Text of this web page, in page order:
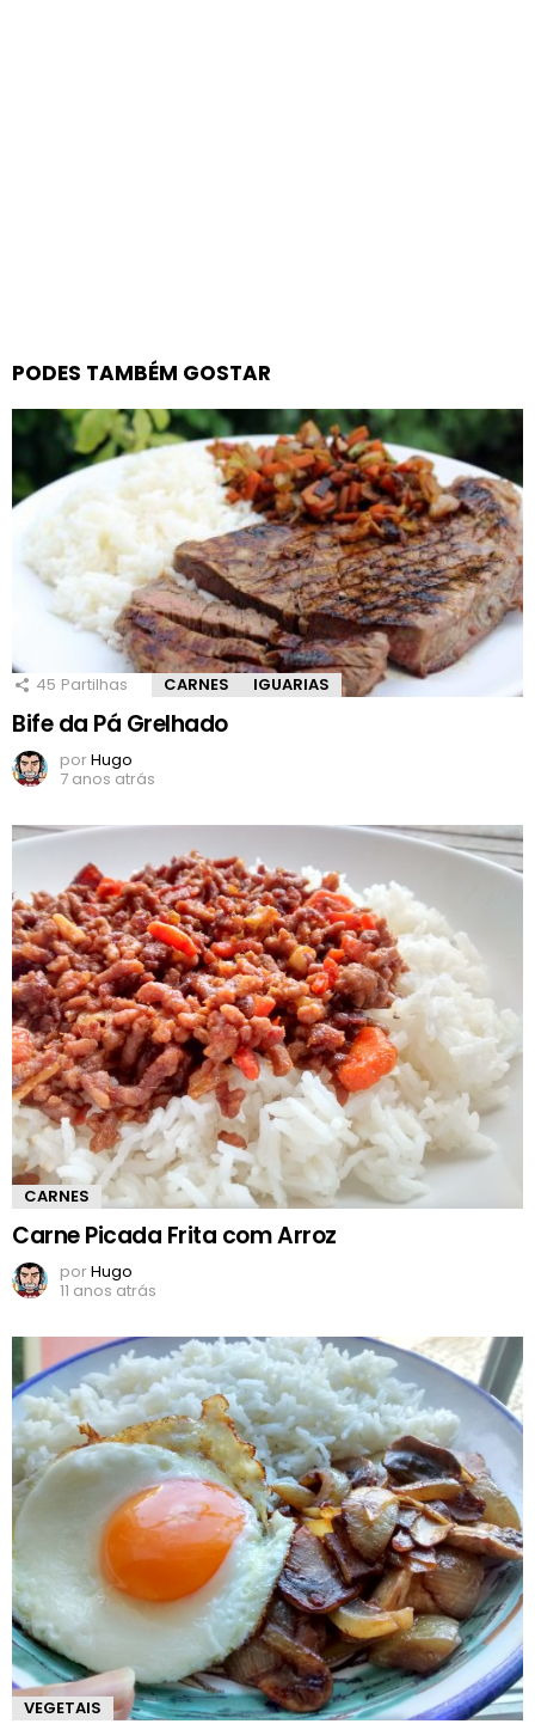
PODES TAMBÉM GOSTAR
45 Partilhas CARNES IGUARIAS
Bife da Pá Grelhado
porHugo
7 anos atrás
CARNES
Carne Picada Frita com Arroz
porHugo
11 anos atrás
VEGETAIS